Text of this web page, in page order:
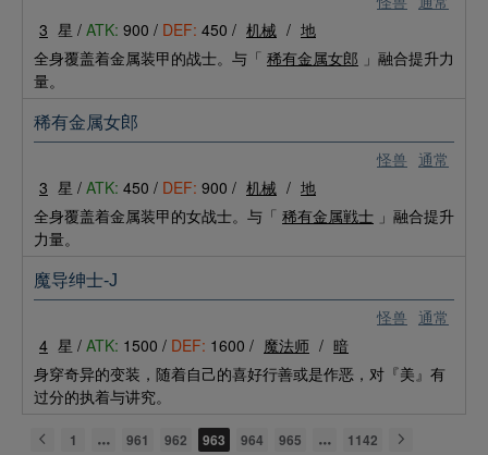
3 星 / ATK: 900 / DEF: 450 / 机械 / 地
全身覆盖着金属装甲的战士。与「 稀有金属女郎 」融合提升力
量。
怪兽 通常
稀有金属女郎
3 星 / ATK: 450 / DEF: 900 / 机械 / 地
全身覆盖着金属装甲的女战士。与「 稀有金属戦士 」融合提升
力量。
怪兽 通常
魔导绅士-J
4 星 / ATK: 1500 / DEF: 1600 / 魔法师 / 暗
身穿奇异的变装，随着自己的喜好行善或是作恶，对『美』有
过分的执着与讲究。
1 961 962 963 964 965 1142